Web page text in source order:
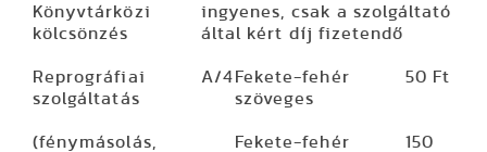
Könyvtárközi
kölcsönzés
ingyenes, csak a szolgáltató
által kért díj fizetendő
Reprográfiai
szolgáltatás
(fénymásolás,
A/4Fekete-fehér
szöveges
50 Ft
Fekete-fehér
150